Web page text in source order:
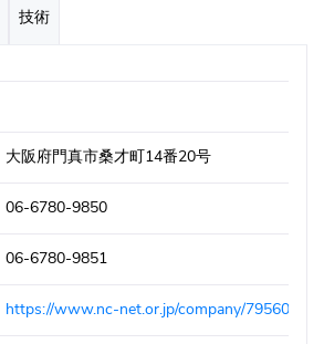
技術
大阪府門真市桑才町14番20号
06-6780-9850
06-6780-9851
https://www.nc-net.or.jp/company/79560/